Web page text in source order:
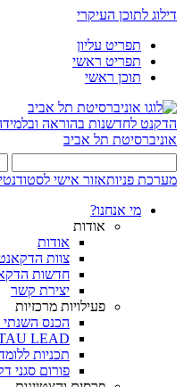
דילוג לתוכן העיקרי
תפריט עליון
תפריט ראשי
תוכן ראשי
הדקנט לחדשנות בהוראה
אוניברסיטת תל אביב
מערכת פניותאזור אישי
מי אנחנו?
אודות
אודות
צוות
חדשות
יצירת קשר
פעילויות מרכזיות
הכנס השנתי
LEAD
תכניות
פורום סגני